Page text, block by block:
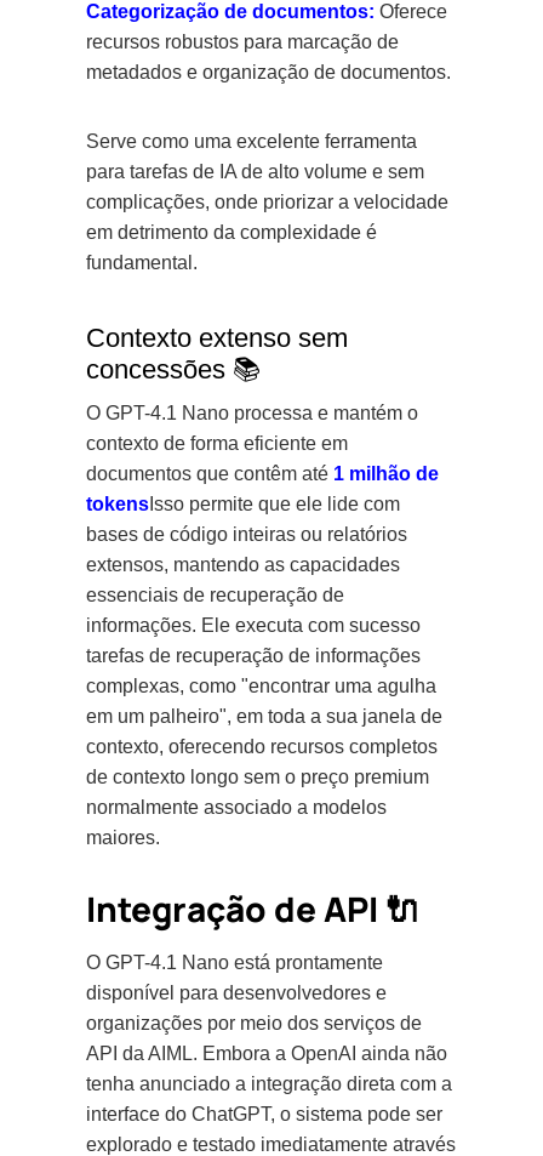
Categorização de documentos: Oferece
recursos robustos para marcação de
metadados e organização de documentos.
Serve como uma excelente ferramenta
para tarefas de IA de alto volume e sem
complicações, onde priorizar a velocidade
em detrimento da complexidade é
fundamental.
Contexto extenso sem
concessões 📚
O GPT-4.1 Nano processa e mantém o
contexto de forma eficiente em
documentos que contêm até 1 milhão de
tokens Isso permite que ele lide com
bases de código inteiras ou relatórios
extensos, mantendo as capacidades
essenciais de recuperação de
informações. Ele executa com sucesso
tarefas de recuperação de informações
complexas, como "encontrar uma agulha
em um palheiro", em toda a sua janela de
contexto, oferecendo recursos completos
de contexto longo sem o preço premium
normalmente associado a modelos
maiores.
Integração de API 🔌
O GPT-4.1 Nano está prontamente
disponível para desenvolvedores e
organizações por meio dos serviços de
API da AIML. Embora a OpenAI ainda não
tenha anunciado a integração direta com a
interface do ChatGPT, o sistema pode ser
explorado e testado imediatamente através